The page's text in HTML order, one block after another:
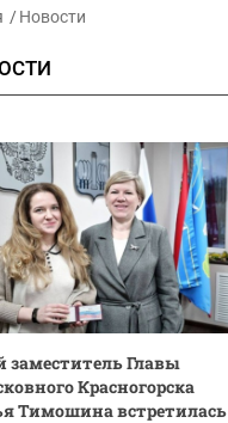
Новости
заместитель Главы
Красногорска
Тимошина встретилась